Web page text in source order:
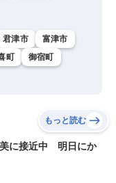
君津市
富津市
町
御宿町
もっと読む
に接近中 明日にか